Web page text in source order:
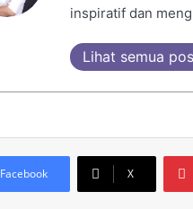
inspiratif dan
Lihat semua pos
Facebook X